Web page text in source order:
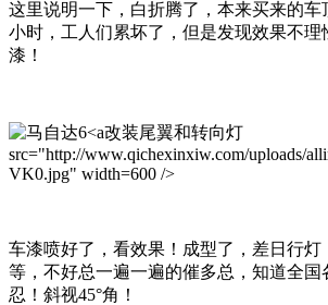
这里说明一下，白折腾了，本来买来的车
小时，工人们累坏了，但是发现效果不理
漆！
改装尾翼和转向灯
src="http://www.qichexinxiw.com/uploads/
VK0.jpg" width=600 />
车漆喷好了，看效果！成型了，差日行灯
等，不好总一遍一遍的催多总，知道全国
忍！斜视45°角！